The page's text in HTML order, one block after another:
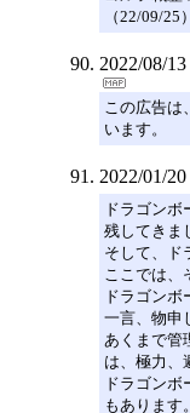
（22/09/25）
2022/08/
この広告は
います。
2022/01/
ドラゴン
残してきま
そして、ド
ここでは、
ドラゴン
一言、物申
あくまで管
は、極力、
ドラゴン
もあります。